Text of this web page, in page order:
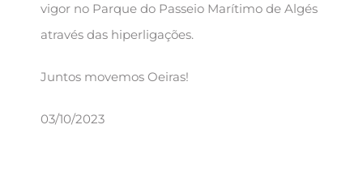
vigor no Parque do Passeio Marítimo de Algés
através das hiperligações.
Juntos movemos Oeiras!
03/10/2023